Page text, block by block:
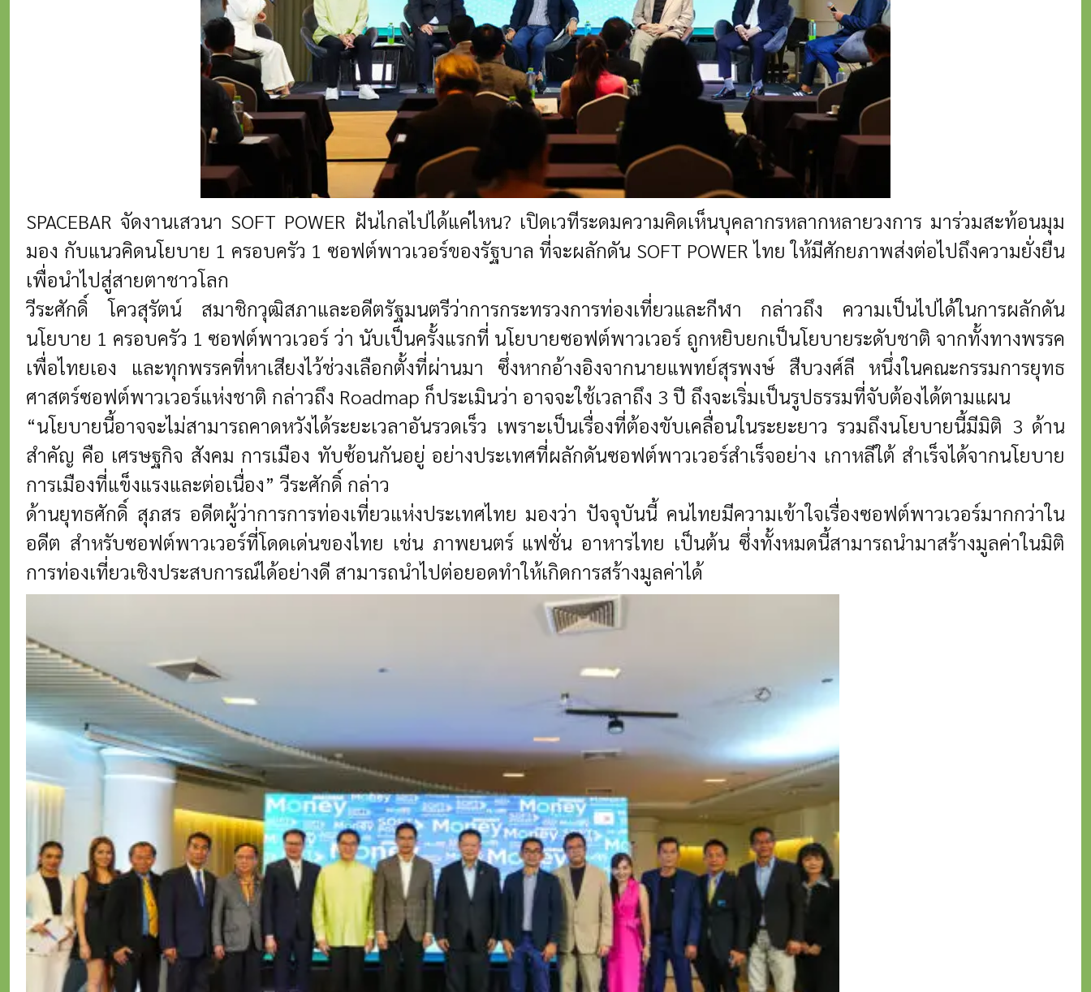
SPACEBAR จัดงานเสวนา SOFT POWER ฝันไกลไปได้แค่ไหน? เปิดเวทีระดมความคิดเห็นบุคลากรหลากหลายวงการ มาร่วมสะท้อนมุม
มอง กับแนวคิดนโยบาย 1 ครอบครัว 1 ซอฟต์พาวเวอร์ของรัฐบาล ที่จะผลักดัน SOFT POWER ไทย ให้มีศักยภาพส่งต่อไปถึงความยั่งยืน
เพื่อนำไปสู่สายตาชาวโลก
วีระศักดิ์ โควสุรัตน์ สมาชิกวุฒิสภาและอดีตรัฐมนตรีว่าการกระทรวงการท่องเที่ยวและกีฬา กล่าวถึง ความเป็นไปได้ในการผลักดัน
นโยบาย 1 ครอบครัว 1 ซอฟต์พาวเวอร์ ว่า นับเป็นครั้งแรกที่ นโยบายซอฟต์พาวเวอร์ ถูกหยิบยกเป็นโยบายระดับชาติ จากทั้งทางพรรค
เพื่อไทยเอง และทุกพรรคที่หาเสียงไว้ช่วงเลือกตั้งที่ผ่านมา ซึ่งหากอ้างอิงจากนายแพทย์สุรพงษ์ สืบวงศ์ลี หนึ่งในคณะกรรมการยุทธ
ศาสตร์ซอฟต์พาวเวอร์แห่งชาติ กล่าวถึง Roadmap ก็ประเมินว่า อาจจะใช้เวลาถึง 3 ปี ถึงจะเริ่มเป็นรูปธรรมที่จับต้องได้ตามแผน
“นโยบายนี้อาจจะไม่สามารถคาดหวังได้ระยะเวลาอันรวดเร็ว เพราะเป็นเรื่องที่ต้องขับเคลื่อนในระยะยาว รวมถึงนโยบายนี้มีมิติ 3 ด้าน
สำคัญ คือ เศรษฐกิจ สังคม การเมือง ทับซ้อนกันอยู่ อย่างประเทศที่ผลักดันซอฟต์พาวเวอร์สำเร็จอย่าง เกาหลีใต้ สำเร็จได้จากนโยบาย
การเมืองที่แข็งแรงและต่อเนื่อง” วีระศักดิ์ กล่าว
ด้านยุทธศักดิ์ สุภสร อดีตผู้ว่าการการท่องเที่ยวแห่งประเทศไทย มองว่า ปัจจุบันนี้ คนไทยมีความเข้าใจเรื่องซอฟต์พาวเวอร์มากกว่าใน
อดีต สำหรับซอฟต์พาวเวอร์ที่โดดเด่นของไทย เช่น ภาพยนตร์ แฟชั่น อาหารไทย เป็นต้น ซึ่งทั้งหมดนี้สามารถนำมาสร้างมูลค่าในมิติ
การท่องเที่ยวเชิงประสบการณ์ได้อย่างดี สามารถนำไปต่อยอดทำให้เกิดการสร้างมูลค่าได้